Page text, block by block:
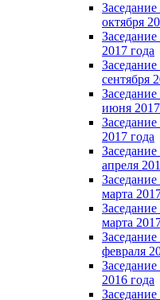
октября
2017 года
сентября
июня 2017
2017 года
апреля
марта
марта
февраля
2016 года